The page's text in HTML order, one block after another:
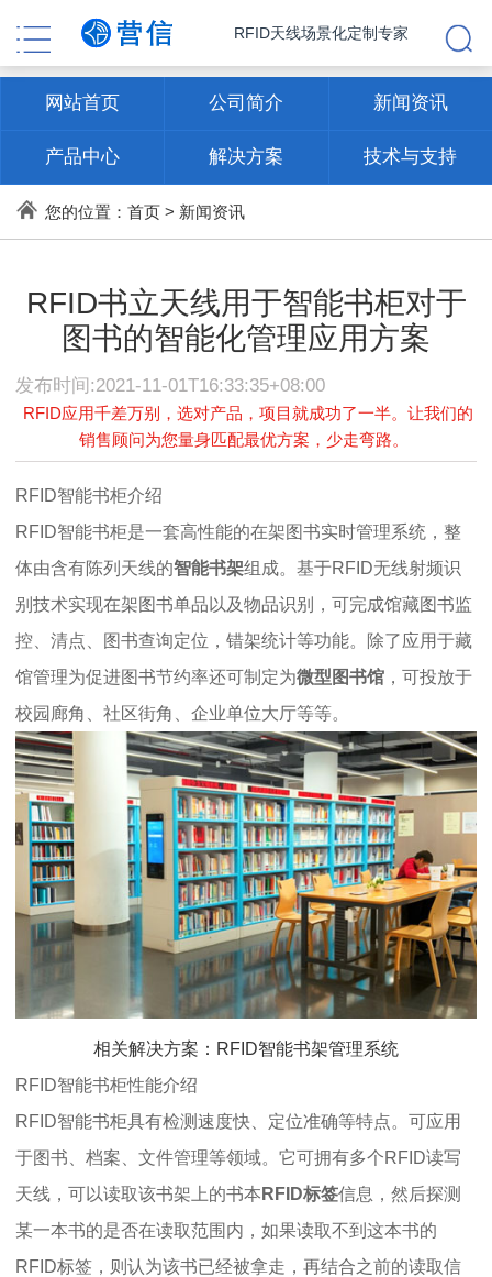
RFID天线场景化定制专家
网站首页 公司简介 新闻资讯
产品中心 解决方案 技术与支持
联系方式
您的位置： 首页> 新闻资讯
RFID书立天线用于智能书柜对于
图书的智能化管理应用方案
发布时间:2021-11-01T16:33:35+08:00
RFID应用千差万别，选对产品，项目就成功了一半。让我们的
销售顾问为您量身匹配最优方案，少走弯路。
RFID智能书柜介绍
RFID智能书柜是一套高性能的在架图书实时管理系统，整
体由含有陈列天线的智能书架组成。基于RFID无线射频识
别技术实现在架图书单品以及物品识别，可完成馆藏图书监
控、清点、图书查询定位，错架统计等功能。除了应用于藏
馆管理为促进图书节约率还可制定为微型图书馆 ，可投放于
校园廊角、社区街角、企业单位大厅等等。
相关解决方案：RFID智能书架管理系统
RFID智能书柜性能介绍
RFID智能书柜具有检测速度快、定位准确等特点。可应用
于图书、档案、文件管理等领域。它可拥有多个RFID读写
天线，可以读取该书架上的书本 RFID标签信息，然后探测
某一本书的是否在读取范围内，如果读取不到这本书的
RFID标签，则认为该书已经被拿走，再结合之前的读取信